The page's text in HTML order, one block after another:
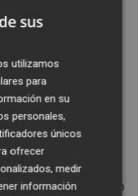
con el mismo,
ascendente
ya han
de phishing,
falsas
como
hasta el pago
sus
utilizamos
para
en su
personales,
únicos
ofrecer
medir
información